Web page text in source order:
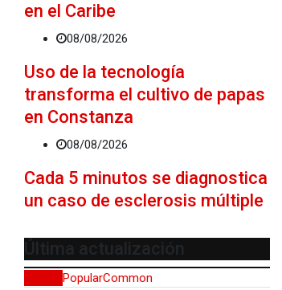
en el Caribe
08/08/2026
Uso de la tecnología
transforma el cultivo de papas
en Constanza
08/08/2026
Cada 5 minutos se diagnostica
un caso de esclerosis múltiple
Última actualización
PopularCommon